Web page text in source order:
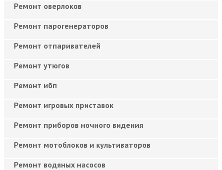
Ремонт оверлоков
Ремонт парогенераторов
Ремонт отпаривателей
Ремонт утюгов
Ремонт ибп
Ремонт игровых приставок
Ремонт приборов ночного видения
Ремонт мотоблоков и культиваторов
Ремонт водяных насосов